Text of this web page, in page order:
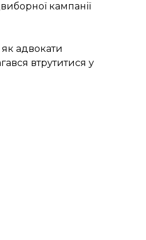
кампанії
адвокати
втрутитися у